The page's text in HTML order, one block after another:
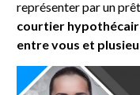
représenter par un
courtier
entre vous et